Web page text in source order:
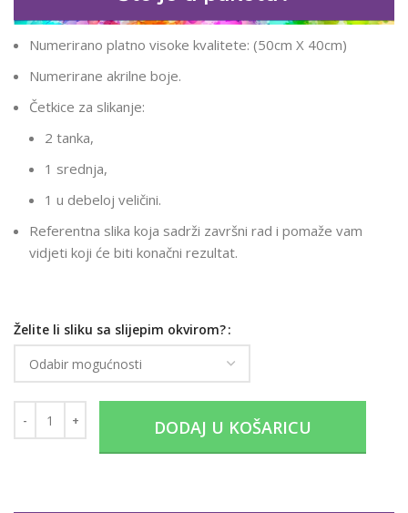
Numerirano platno visoke kvalitete: (50cm X 40cm)
Numerirane akrilne boje.
Četkice za slikanje:
2 tanka,
1 srednja,
1 u debeloj veličini.
Referentna slika koja sadrži završni rad i pomaže vam
vidjeti koji će biti konačni rezultat.
Želite li sliku sa slijepim okvirom?
DODAJ U KOŠARICU